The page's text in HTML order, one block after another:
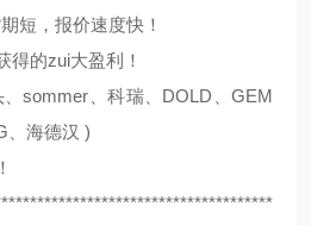
短，报价速度快！
得的zui大盈利！
sommer、科瑞、DOLD、GEM
、海德汉 )